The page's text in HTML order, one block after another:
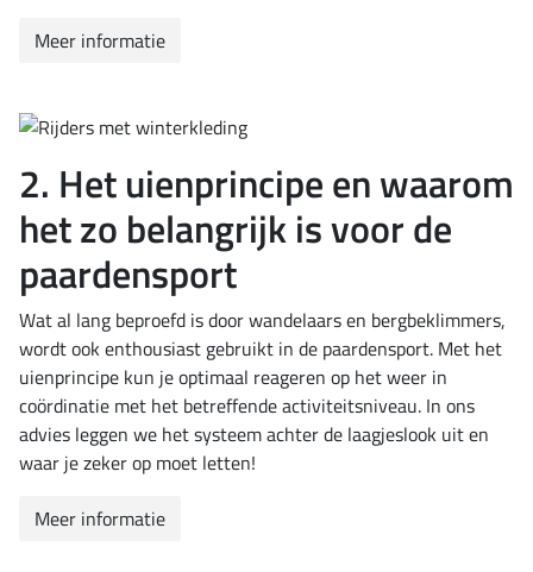
Meer informatie
2. Het uienprincipe en waarom
het zo belangrijk is voor de
paardensport
Wat al lang beproefd is door wandelaars en bergbeklimmers,
wordt ook enthousiast gebruikt in de paardensport. Met het
uienprincipe kun je optimaal reageren op het weer in
coördinatie met het betreffende activiteitsniveau. In ons
advies leggen we het systeem achter de laagjeslook uit en
waar je zeker op moet letten!
Meer informatie